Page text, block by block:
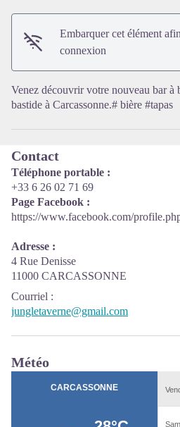
Voir
Embarquer cet élément
connexion
Venez découvrir votre nouveau bar à
bastide à Carcassonne.# bière #tapas
Contact
Téléphone portable :
+33 6 26 02 71 69
Page Facebook :
https://www.facebook.com/
Adresse :
4 Rue Denisse
11000 CARCASSONNE
Courriel :
jungletaverne@gmail.com
Météo